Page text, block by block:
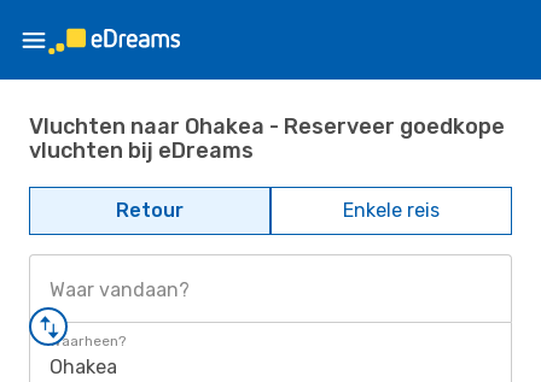
Vluchten naar Ohakea - Reserveer goedkope
vluchten bij eDreams
Retour Enkele reis
Waar vandaan?
Waarheen?
Ohakea